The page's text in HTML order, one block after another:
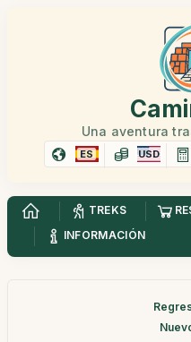
Una aventura
ES USD
TREKS
INFORMACIÓN